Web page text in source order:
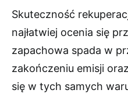
Skuteczność
najłatwiej ocenia się
zapachowa spada w
zakończeniu emisji
się w tych samych